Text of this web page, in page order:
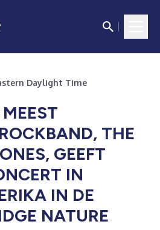
Daylight Time
THE
GEEFT
IN
IN DE
NATURE